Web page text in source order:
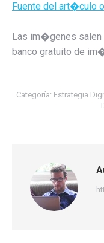
Fuente del art�culo
Las im�genes
banco gratuito de
Categoría: Estrategia